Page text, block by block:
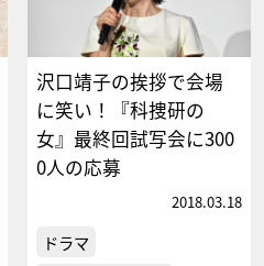
沢口靖子の挨拶で会場
に笑い！『科捜研の
女』最終回試写会に300
0人の応募
2018.03.18
ドラマ